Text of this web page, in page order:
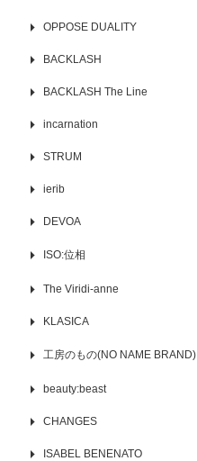
OPPOSE DUALITY
BACKLASH
BACKLASH The Line
incarnation
STRUM
ierib
DEVOA
ISO:位相
The Viridi-anne
KLASICA
工房のもの(NO NAME BRAND)
beauty:beast
CHANGES
ISABEL BENENATO